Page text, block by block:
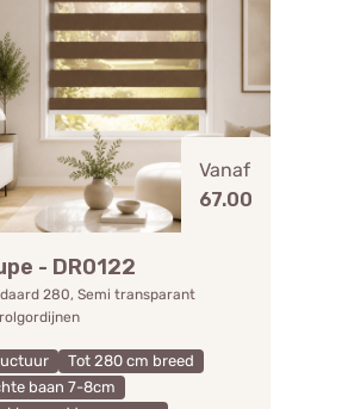
Vanaf
67.00
- DR0122
280, Semi transparant
Tot 280 cm breed
baan 7-8cm